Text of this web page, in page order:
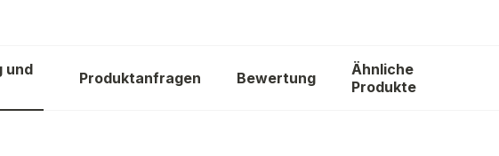
und
Produktanfragen Bewertung
Ähnliche
Produkte